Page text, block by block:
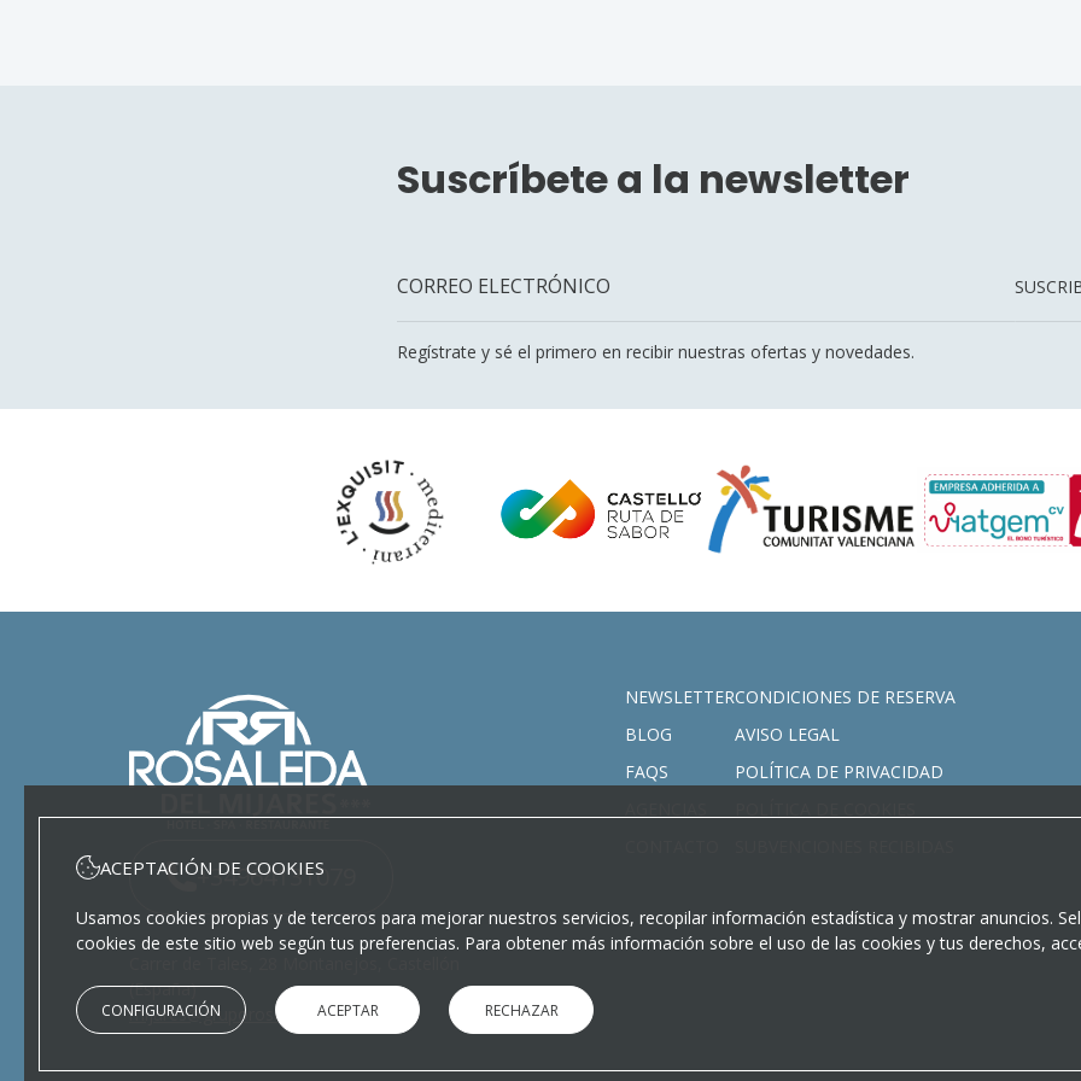
Suscríbete a la newsletter
Regístrate y sé el primero en recibir nuestras ofertas y novedades.
+34964131079
NEWSLETTER
BLOG
FAQS
CONDICIONES DE RESERVA
AVISO LEGAL
POLÍTICA DE PRIVACIDAD
(España)
mijares@gruporosaleda.com
ACEPTACIÓN DE COOKIES
Usamos cookies propias y de terceros para mejorar nuestros servicios, recopilar información estadística y mostrar anuncios.
cookies de este sitio web según tus preferencias. Para obtener más información sobre el uso de las cookies y tus derechos,
CONFIGURACIÓN ACEPTAR RECHAZAR